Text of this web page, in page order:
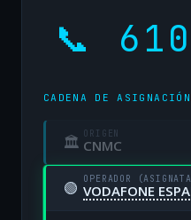
📞
CADENA DE ASIGNACIÓN
🏛 ORIGEN
CNMC
🟢 OPERADOR